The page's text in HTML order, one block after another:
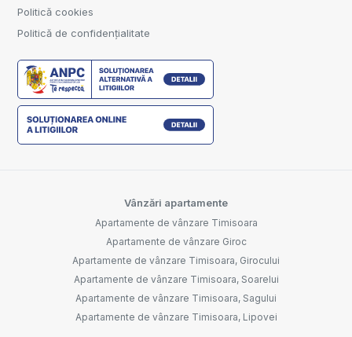
Politică cookies
Politică de confidențialitate
Vânzări apartamente
Apartamente de vânzare Timisoara
Apartamente de vânzare Giroc
Apartamente de vânzare Timisoara, Girocului
Apartamente de vânzare Timisoara, Soarelui
Apartamente de vânzare Timisoara, Sagului
Apartamente de vânzare Timisoara, Lipovei